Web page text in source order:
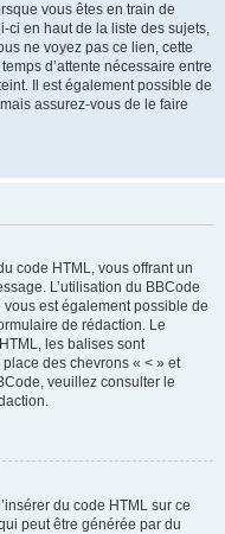
vous êtes en train de
ci en haut de la liste des sujets,
ne voyez pas ce lien, cette
d’attente nécessaire entre
Il est également possible de
assurez-vous de le faire
code HTML, vous offrant un
L’utilisation du BBCode
est également possible de
de rédaction. Le
les balises sont
des chevrons « < » et
veuillez consulter le
du code HTML sur ce
peut être générée par du